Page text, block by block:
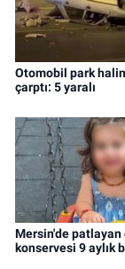
Otomobil park
çarptı: 5 yaralı
Mersin'de patlayan
konservesi 9 aylık